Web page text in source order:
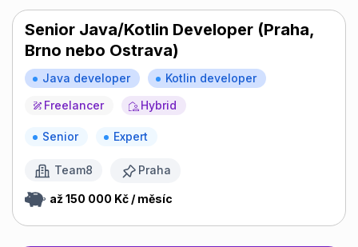
Senior Java/Kotlin Developer (Praha,
Brno nebo Ostrava)
Java developer
Kotlin developer
Freelancer
Hybrid
Senior Expert
Team8 Praha
až 150 000 Kč / měsíc